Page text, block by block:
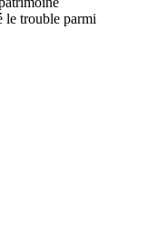
le trouble parmi